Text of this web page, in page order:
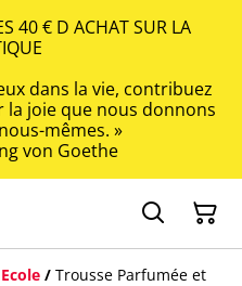
40 € D ACHAT SUR LA
dans la vie, contribuez
joie que nous donnons
mêmes. »
von Goethe
/ Trousse Parfumée et